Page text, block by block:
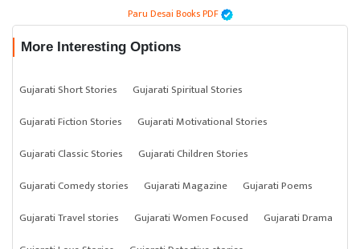
Paru Desai Books PDF
More Interesting Options
Gujarati Short Stories
Gujarati Spiritual Stories
Gujarati Fiction Stories
Gujarati Motivational Stories
Gujarati Classic Stories
Gujarati Children Stories
Gujarati Comedy stories
Gujarati Magazine
Gujarati Poems
Gujarati Travel stories
Gujarati Women Focused
Gujarati Drama